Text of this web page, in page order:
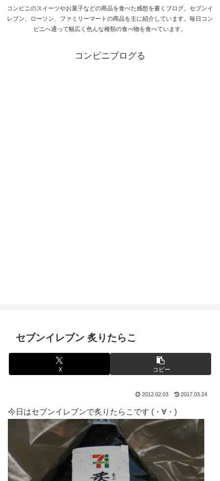
コンビニのスイーツやお菓子などの商品を食べた感想を書くブログ。セブンイ
レブン、ローソン、ファミリーマートの商品を主に紹介しています。毎日コン
ビニへ通って幅広く色んな種類の食べ物を食べています。
コンビニブログる
セブンイレブン 炙りたらこ
X コピー
2012.02.03 2017.03.24
今日はセブンイレブンで炙りたらこです (・∀・)